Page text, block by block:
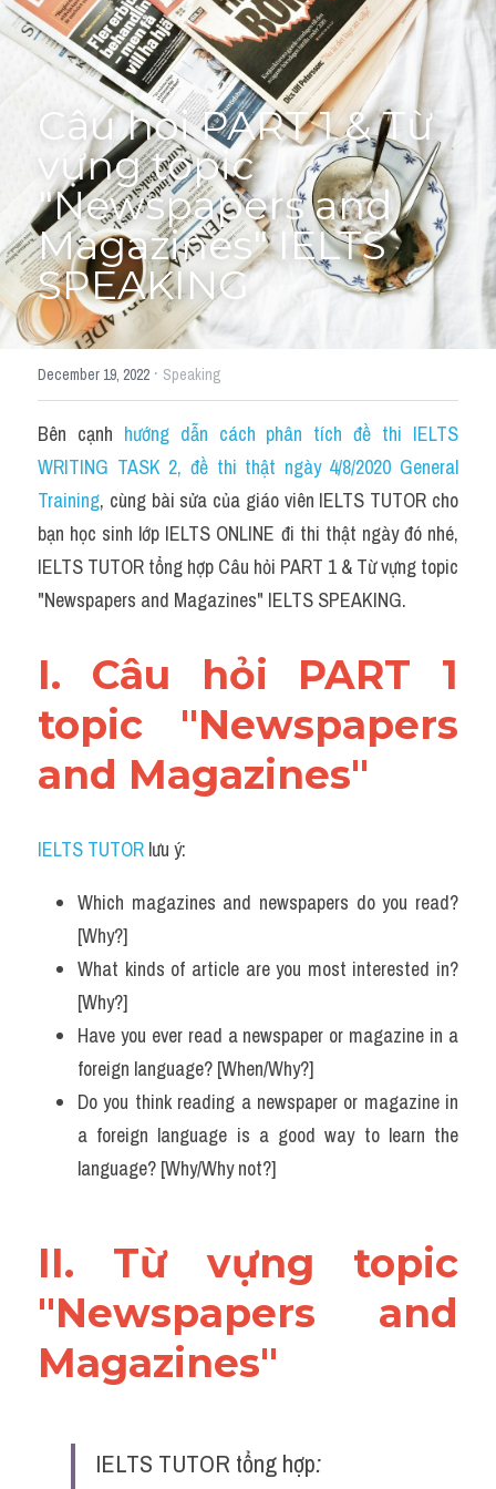
Cách diễn đạt
IELTS Videos - Ebook
Điểm báo
Adj
Idiom
Khác
Từ vựng theo topic
Từ vựng theo Topic
Vocabulary - Grammar
Grammar
Collocation
Cách paraphrase
Part 2
Noun
Verb
Giải đề THPT
Report đề thi thật IELTS GENERAL
Đề thi thật Task 1
Adv
Cách dùng từ
Từ vựng theo tiền tố
Task 1
Phân biệt từ
Report đề thi thật IELTS
Advice
Đề thi thật Task 2
HỌC THỬ →
Câu hỏi PART 1 & Từ
vựng topic
"Newspapers and
Magazines" IELTS
SPEAKING
December 19, 2022 · Speaking
Bên cạnh hướng dẫn cách phân tích đề thi IELTS
WRITING TASK 2, đề thi thật ngày 4/8/2020 General
Training, cùng bài sửa của giáo viên IELTS TUTOR cho
bạn học sinh lớp IELTS ONLINE đi thi thật ngày đó nhé,
IELTS TUTOR tổng hợp Câu hỏi PART 1 & Từ vựng topic
"Newspapers and Magazines" IELTS SPEAKING.
I. Câu hỏi PART 1
topic "Newspapers
and Magazines"
IELTS TUTOR lưu ý:
Which magazines and newspapers do you read?
[Why?]
What kinds of article are you most interested in?
[Why?]
Have you ever read a newspaper or magazine in a
foreign language? [When/Why?]
Do you think reading a newspaper or magazine in
a foreign language is a good way to learn the
language? [Why/Why not?]
II. Từ vựng topic
"Newspapers and
Magazines"
IELTS TUTOR tổng hợp: